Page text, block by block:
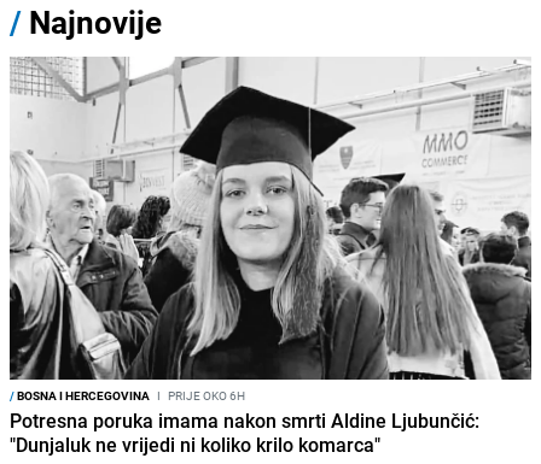
/ Najnovije
/BOSNA I HERCEGOVINA I PRIJE OKO 6H
Potresna poruka imama nakon smrti Aldine Ljubunčić:
"Dunjaluk ne vrijedi ni koliko krilo komarca"